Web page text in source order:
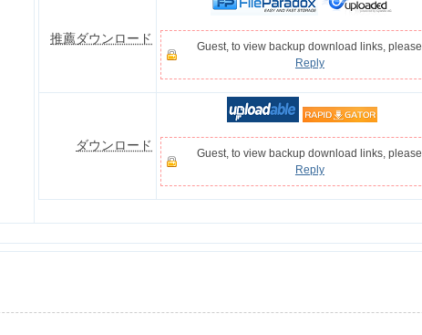
推薦ダウンロード
Guest, to view backup download links, please
Reply
ダウンロード
Guest, to view backup download links, please
Reply